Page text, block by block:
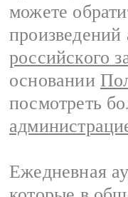
можете
российского
основании
посмотреть
Ежедневная